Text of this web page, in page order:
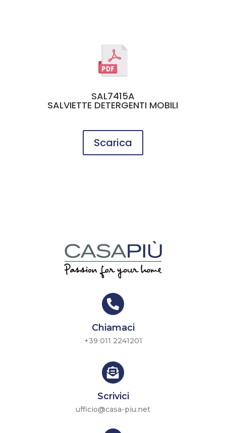
SAL7415A
SALVIETTE DETERGENTI MOBILI
Scarica

Chiamaci
+39 011 2241201

Scrivici
ufficio@casa-piu.net